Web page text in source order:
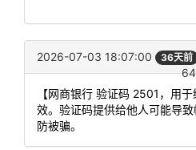
2026-07-03 18:07:00 36天前
【网商银行 验证码 2501，用
效。验证码提供给他人可能导
防被骗。